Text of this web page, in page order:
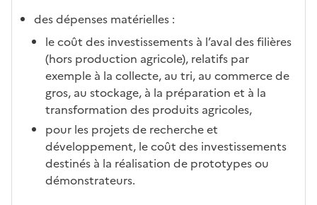
des dépenses matérielles :
le coût des investissements à l’aval des filières
(hors production agricole), relatifs par
exemple à la collecte, au tri, au commerce de
gros, au stockage, à la préparation et à la
transformation des produits agricoles,
pour les projets de recherche et
développement, le coût des investissements
destinés à la réalisation de prototypes ou
démonstrateurs.